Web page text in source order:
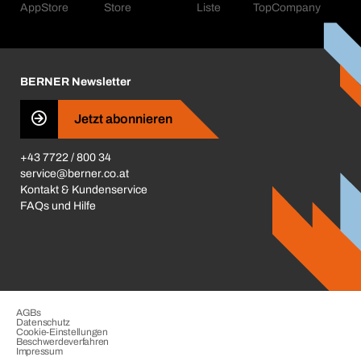
Kataloge & Broschüren
Presse
Business Conduct
BERNER Newsletter
Jetzt abonnieren
+43 7722 / 800 34
service@berner.co.at
Kontakt & Kundenservice
FAQs und Hilfe
AGBs
Datenschutz
Cookie-Einstellungen
Beschwerdeverfahren
Impressum